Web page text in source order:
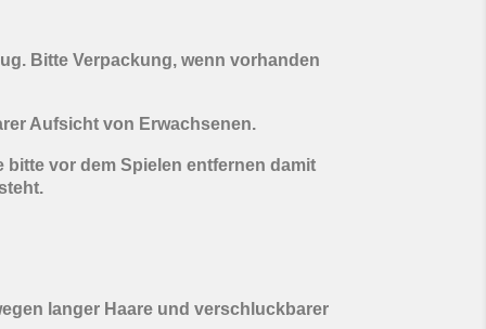
Bitte Verpackung, wenn vorhanden
Aufsicht von Erwachsenen.
bitte vor dem Spielen entfernen damit
langer Haare und verschluckbarer